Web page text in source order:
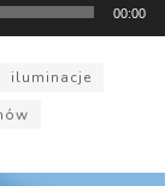
00:00
iluminacje